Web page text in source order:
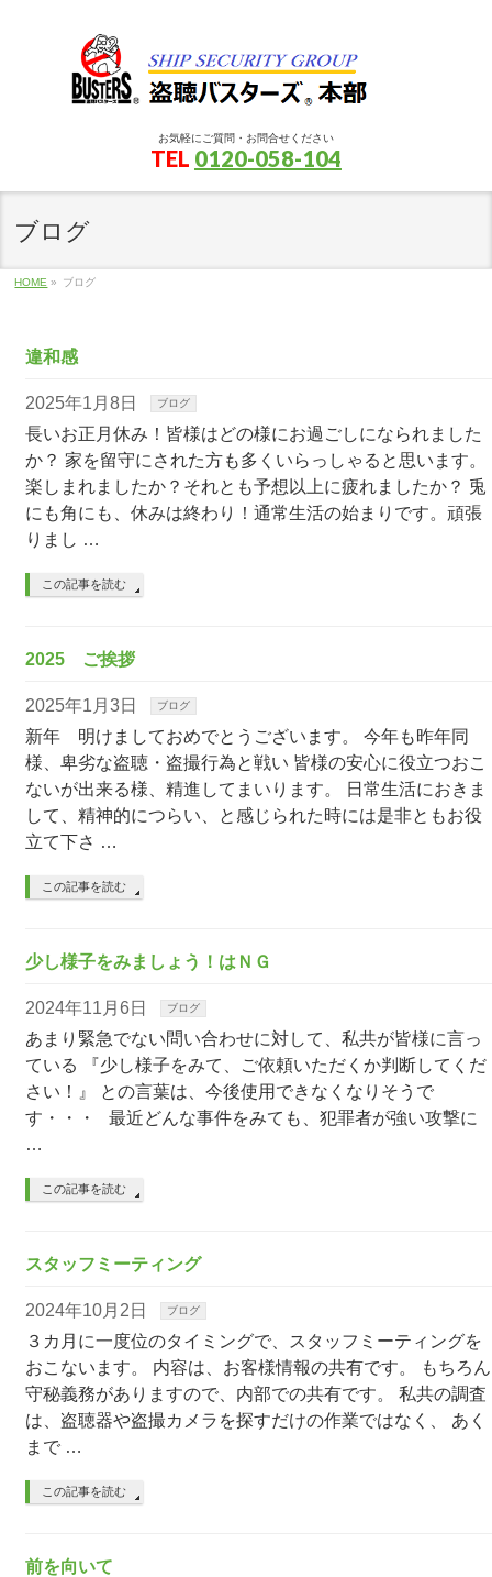
お気軽にご質問・お問合せください
TEL 0120-058-104
ブログ
HOME » ブログ
違和感
2025年1月8日 ブログ
長いお正月休み！皆様はどの様にお過ごしになられました
か？ 家を留守にされた方も多くいらっしゃると思います。
楽しまれましたか？それとも予想以上に疲れましたか？ 兎
にも角にも、休みは終わり！通常生活の始まりです。頑張
りまし …
この記事を読む
2025 ご挨拶
2025年1月3日 ブログ
新年 明けましておめでとうございます。 今年も昨年同
様、卑劣な盗聴・盗撮行為と戦い 皆様の安心に役立つおこ
ないが出来る様、精進してまいります。 日常生活におきま
して、精神的につらい、と感じられた時には是非ともお役
立て下さ …
この記事を読む
少し様子をみましょう！はＮＧ
2024年11月6日 ブログ
あまり緊急でない問い合わせに対して、私共が皆様に言っ
ている 『少し様子をみて、ご依頼いただくか判断してくだ
さい！』 との言葉は、今後使用できなくなりそうで
す・・・ 最近どんな事件をみても、犯罪者が強い攻撃に
…
この記事を読む
スタッフミーティング
2024年10月2日 ブログ
３カ月に一度位のタイミングで、スタッフミーティングを
おこないます。 内容は、お客様情報の共有です。 もちろん
守秘義務がありますので、内部での共有です。 私共の調査
は、盗聴器や盗撮カメラを探すだけの作業ではなく、 あく
まで …
この記事を読む
前を向いて